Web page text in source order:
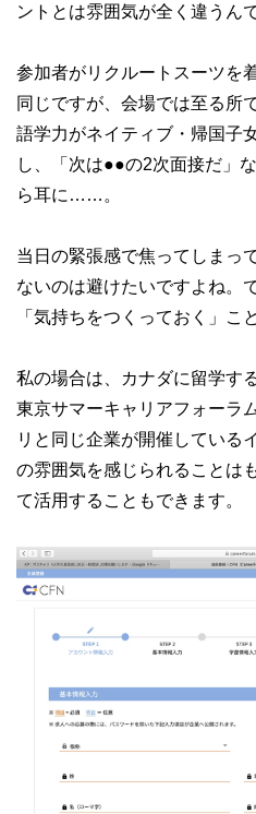
ントとは雰囲気が全く違うんで
参加者がリクルートスーツを
同じですが、会場では至る所
語学力がネイティブ・帰国子
し、「次は●●の2次面接だ」
ら耳に……。
当日の緊張感で焦ってしまっ
ないのは避けたいですよね。
「気持ちをつくっておく」こ
私の場合は、カナダに留学す
東京サマーキャリアフォーラ
リと同じ企業が開催している
の雰囲気を感じられることは
て活用することもできます。